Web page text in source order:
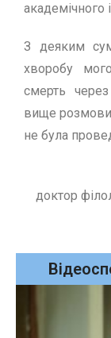
академiчного
З деяким
хворобу
смерть
вище
не була
доктор